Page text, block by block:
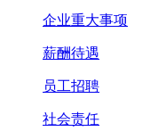
企业重大事项
薪酬待遇
员工招聘
社会责任